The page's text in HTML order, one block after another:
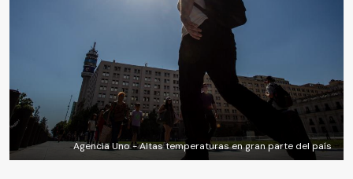
Agencia Uno - Altas temperaturas en gran parte del país